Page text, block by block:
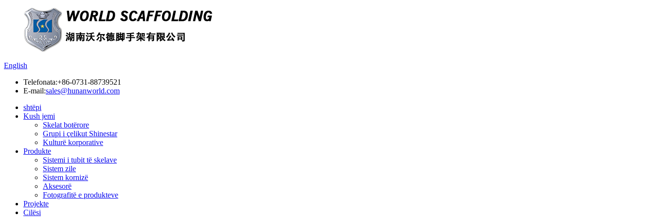
English
Telefonata:+86-0731-88739521
E-mail:sales@hunanworld.com
shtëpi
Kush jemi
Skelat botërore
Grupi i çelikut Shinestar
Kulturë korporative
Produkte
Sistemi i tubit të skelave
Sistem zile
Sistem kornizë
Aksesorë
Fotografitë e produkteve
Projekte
Cilësi